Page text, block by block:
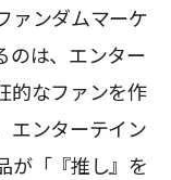
ァンダムマーケ
のは、エンター
的なファンを作
エンターテイン
が「『推し』を